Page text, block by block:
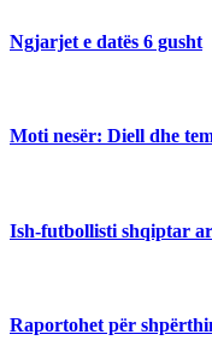
Ngjarjet e datës 6 gusht
Moti nesër: Diell dhe
Ish-futbollisti shqiptar
Raportohet për